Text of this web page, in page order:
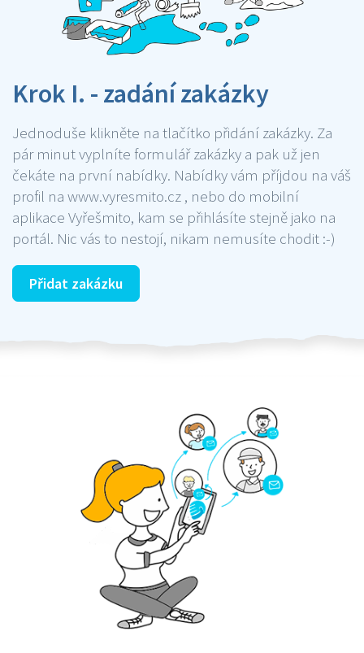
Krok I. - zadání zakázky
Jednoduše klikněte na tlačítko přidání zakázky. Za
pár minut vyplníte formulář zakázky a pak už jen
čekáte na první nabídky. Nabídky vám příjdou na váš
profil na www.vyresmito.cz , nebo do mobilní
aplikace Vyřešmito, kam se přihlásíte stejně jako na
portál. Nic vás to nestojí, nikam nemusíte chodit :-)
Přidat zakázku